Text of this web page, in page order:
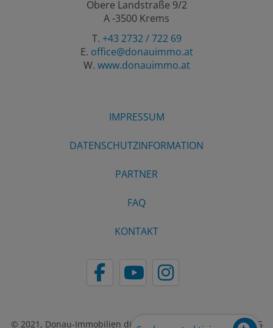
Obere Landstraße 9/2
A -3500 Krems
T. +43 2732 / 722 69
E. office@donauimmo.at
W. www.donauimmo.at
IMPRESSUM
DATENSCHUTZINFORMATION
PARTNER
FAQ
KONTAKT
© 2021, Donau-Immobilien dieHausberater24 GmbH & CO KG